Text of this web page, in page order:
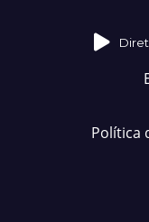
Política